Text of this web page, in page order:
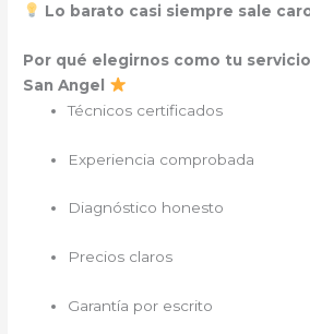
Lo barato casi siempre sale
Por qué elegirnos como tu
San Angel
Técnicos certificados
Experiencia comprobada
Diagnóstico honesto
Precios claros
Garantía por escrito